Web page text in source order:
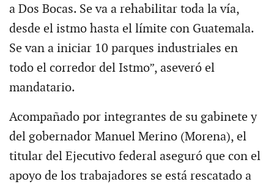
a Dos Bocas. Se va a rehabilitar toda la vía,
desde el istmo hasta el límite con Guatemala.
Se van a iniciar 10 parques industriales en
todo el corredor del Istmo”, aseveró el
mandatario.
Acompañado por integrantes de su gabinete y
del gobernador Manuel Merino (Morena), el
titular del Ejecutivo federal aseguró que con el
apoyo de los trabajadores se está rescatado a